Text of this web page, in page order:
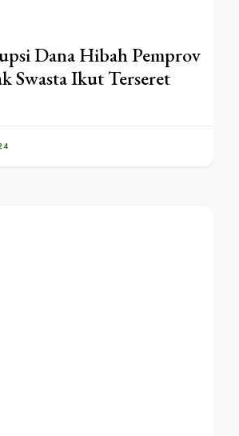
Dana Hibah Pemprov
Swasta Ikut Terseret